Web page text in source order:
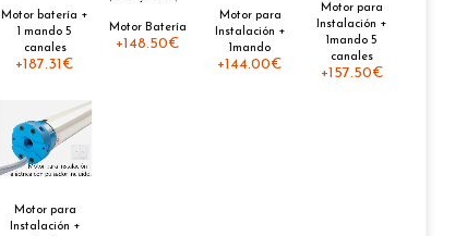
Motor batería +
1 mando 5
canales
+187.31€
Motor Batería
+148.50€
Motor para
Instalación +
1mando
+144.00€
Motor para
Instalación +
1mando 5
canales
+157.50€
Motor para
Instalación +